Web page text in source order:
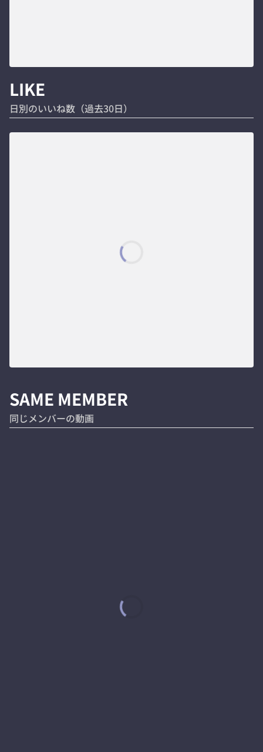
LIKE
日別のいいね数（過去30日）
SAME MEMBER
同じメンバーの動画